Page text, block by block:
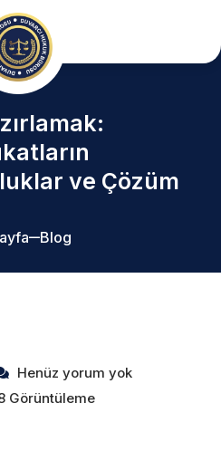
ve Çözüm
Blog
Henüz yorum yok
Görüntüleme